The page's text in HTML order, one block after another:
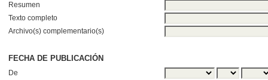
Resumen
Texto completo
Archivo(s) complementario(s)
FECHA DE PUBLICACIÓN
De